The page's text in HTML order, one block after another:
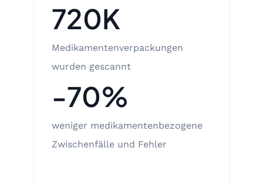
720K
Medikamentenverpackungen
wurden gescannt
-70%
weniger medikamentenbezogene
Zwischenfälle und Fehler